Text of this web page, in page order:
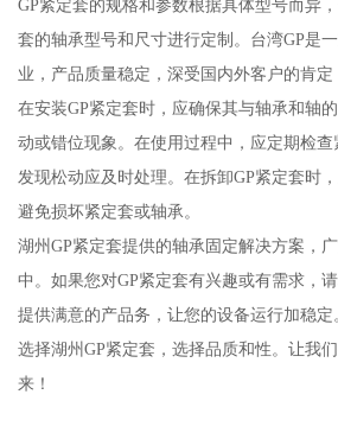
GP紧定套的规格和参数根据具体型号而异
套的轴承型号和尺寸进行定制。台湾GP是
业，产品质量稳定，深受国内外客户的肯定
在安装GP紧定套时，应确保其与轴承和轴
动或错位现象。在使用过程中，应定期检
发现松动应及时处理。在拆卸GP紧定套时
避免损坏紧定套或轴承。
湖州GP紧定套提供的轴承固定解决方案，
中。如果您对GP紧定套有兴趣或有需求，
提供满意的产品务，让您的设备运行加稳定
选择湖州GP紧定套，选择品质和性。让我
来！